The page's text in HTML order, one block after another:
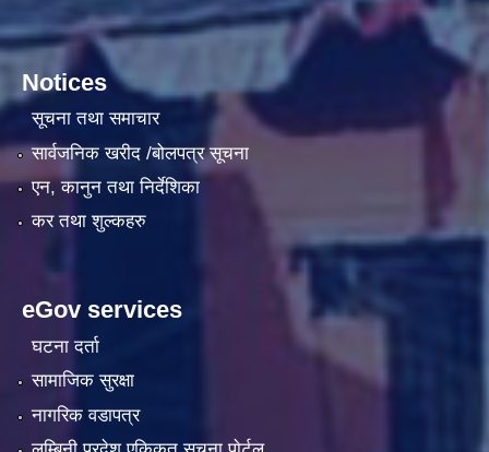
Notices
सूचना तथा समाचार
सार्वजनिक खरीद /बोलपत्र सूचना
एन, कानुन तथा निर्देशिका
कर तथा शुल्कहरु
eGov services
घटना दर्ता
सामाजिक सुरक्षा
नागरिक वडापत्र